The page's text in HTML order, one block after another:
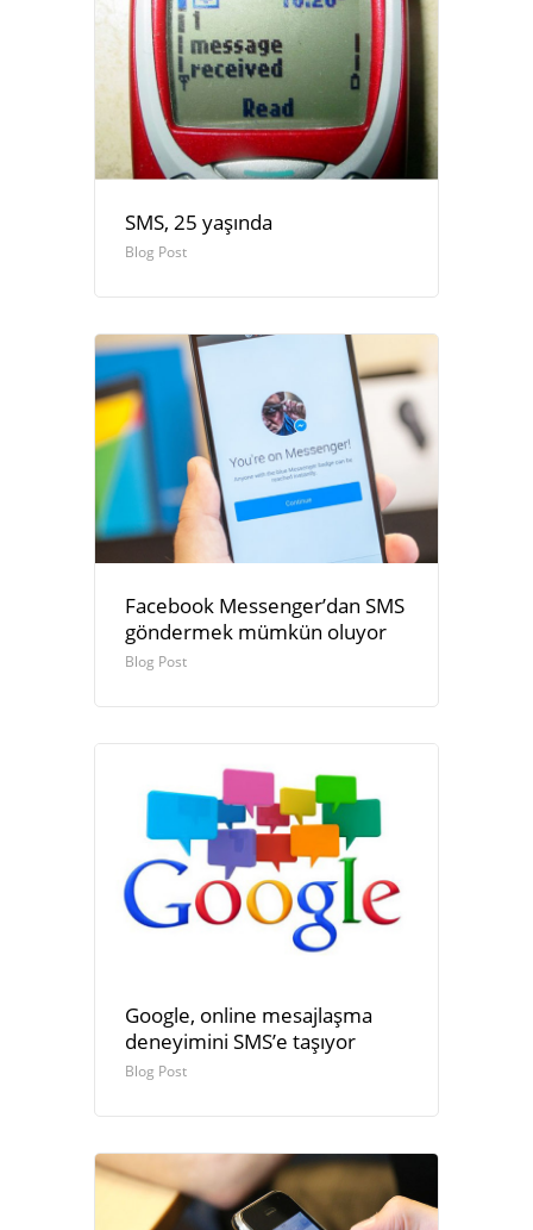
SMS, 25 yaşında
Blog Post
Facebook Messenger’dan SMS
göndermek mümkün oluyor
Blog Post
Google, online mesajlaşma
deneyimini SMS’e taşıyor
Blog Post